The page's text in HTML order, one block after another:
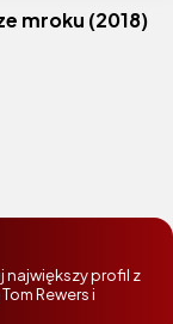
mroku (2018)
największy profil z
Rewers i